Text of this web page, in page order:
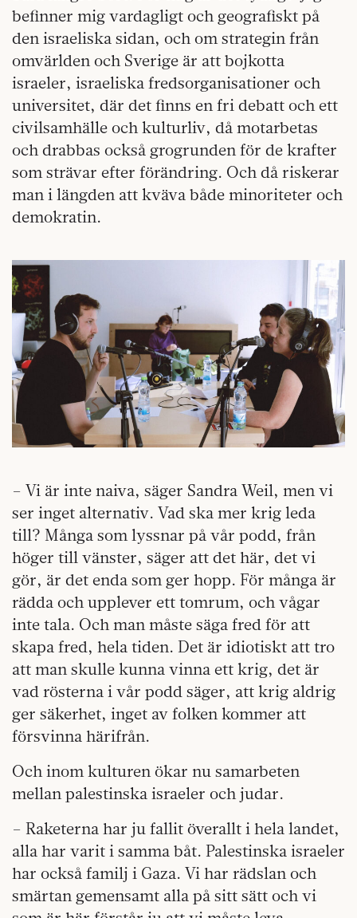
befinner mig vardagligt och geografiskt på
den israeliska sidan, och om strategin från
omvärlden och Sverige är att bojkotta
israeler, israeliska fredsorganisationer och
universitet, där det finns en fri debatt och ett
civilsamhälle och kulturliv, då motarbetas
och drabbas också grogrunden för de krafter
som strävar efter förändring. Och då riskerar
man i längden att kväva både minoriteter och
demokratin.
– Vi är inte naiva, säger Sandra Weil, men vi
ser inget alternativ. Vad ska mer krig leda
till? Många som lyssnar på vår podd, från
höger till vänster, säger att det här, det vi
gör, är det enda som ger hopp. För många är
rädda och upplever ett tomrum, och vågar
inte tala. Och man måste säga fred för att
skapa fred, hela tiden. Det är idiotiskt att tro
att man skulle kunna vinna ett krig, det är
vad rösterna i vår podd säger, att krig aldrig
ger säkerhet, inget av folken kommer att
försvinna härifrån.
Och inom kulturen ökar nu samarbeten
mellan palestinska israeler och judar.
– Raketerna har ju fallit överallt i hela landet,
alla har varit i samma båt. Palestinska israeler
har också familj i Gaza. Vi har rädslan och
smärtan gemensamt alla på sitt sätt och vi